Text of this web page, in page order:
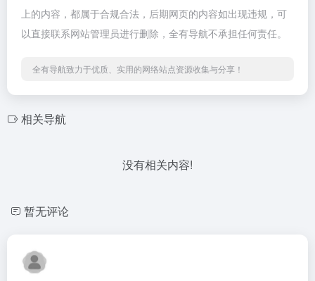
上的内容，都属于合规合法，后期网页的内容如出现违规，可
以直接联系网站管理员进行删除，全有导航不承担任何责任。
全有导航致力于优质、实用的网络站点资源收集与分享！
相关导航
没有相关内容!
暂无评论